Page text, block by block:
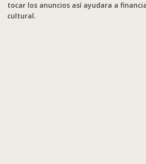
tocar los anuncios así ayudara a
cultural.